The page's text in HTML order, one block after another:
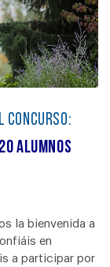
concurso:
alumnos
la bienvenida a
en
a participar por